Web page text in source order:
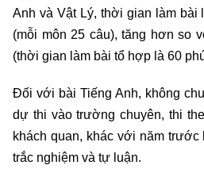
Anh và Vật Lý, thời gian làm bài
(mỗi môn 25 câu), tăng hơn so
(thời gian làm bài tổ hợp là 60
Đối với bài Tiếng Anh, không
dự thi vào trường chuyên, thi
khách quan, khác với năm
trắc nghiệm và tự luận.